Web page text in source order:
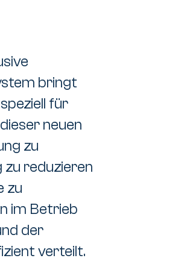
bringt
für
neuen
zu
reduzieren
zu
im Betrieb
der
verteilt.